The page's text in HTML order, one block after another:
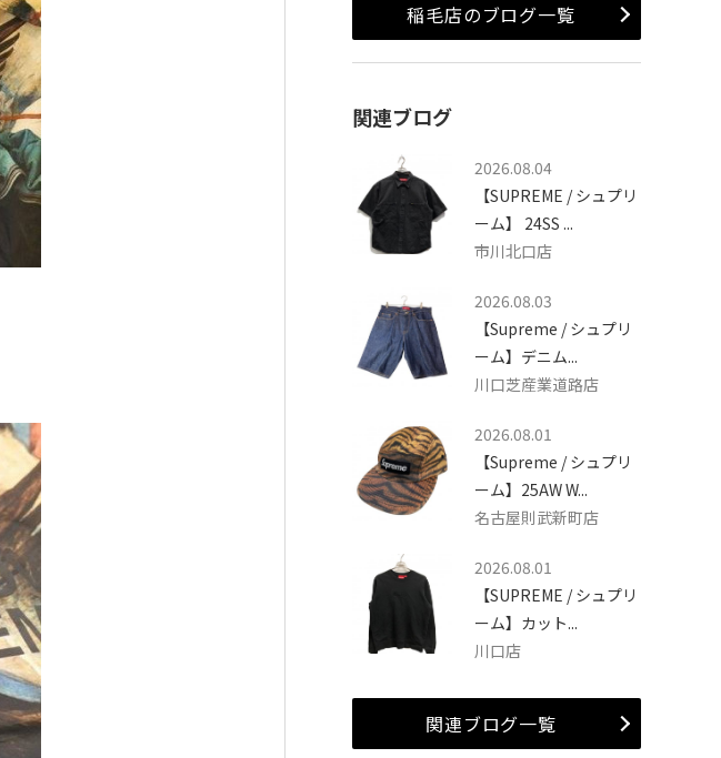
稲毛店のブログ一覧
関連ブログ
2026.08.04
【SUPREME / シュプリ
ーム】 24SS ...
市川北口店
2026.08.03
【Supreme / シュプリ
ーム】デニム...
川口芝産業道路店
2026.08.01
【Supreme / シュプリ
ーム】25AW W...
名古屋則武新町店
2026.08.01
【SUPREME / シュプリ
ーム】カット...
川口店
関連ブログ一覧